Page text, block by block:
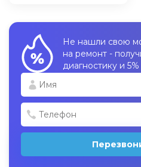
Не нашли свою
на ремонт -
диагностику и